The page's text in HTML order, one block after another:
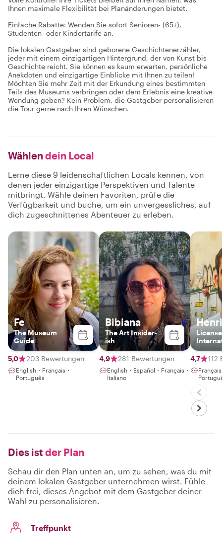
Ihnen maximale Flexibilität bei Planänderungen bietet.
Einfache Rabatte: Wenden Sie sofort Senioren- (65+),
Studenten- oder Kindertarife an.
Die lokalen Gastgeber sind geborene Geschichtenerzähler,
jeder mit einem einzigartigen Hintergrund, der von Kunst bis
Geschichte reicht. Sie können es kaum erwarten, persönliche
Anekdoten und einzigartige Einblicke mit Ihnen zu teilen!
Möchten Sie mehr Zeit mit der Erkundung eines bestimmten
Teils des Museums verbringen oder dem Erlebnis eine kreative
Wendung geben? Kein Problem, die Gastgeber personalisieren
die Tour gerne nach Ihren Wünschen.
Wählen dein Local
Lerne diese 9 leidenschaftlichen Locals kennen, von
denen jeder einzigartige Perspektiven und Talente
mitbringt. Wähle deinen Favoriten, prüfe die
Verfügbarkeit und buche, um ein unvergessliches, auf
dich zugeschnittenes Abenteuer zu erleben.
Fe
The Museum
Guide
5,0 203 Bewertungen
English・Français・
Português
Bibiana
The Art Insider-
ish
4,9 281 Bewertungen
English・Español・Français・
Italiano
Guide
4,7
112
Dies ist der Plan
Schau dir den Plan unten an, um zu sehen, was du mit
deinem lokalen Gastgeber unternehmen wirst. Fühle
dich frei, dieses Angebot mit dem Gastgeber deiner
Wahl zu personalisieren.
Treffpunkt